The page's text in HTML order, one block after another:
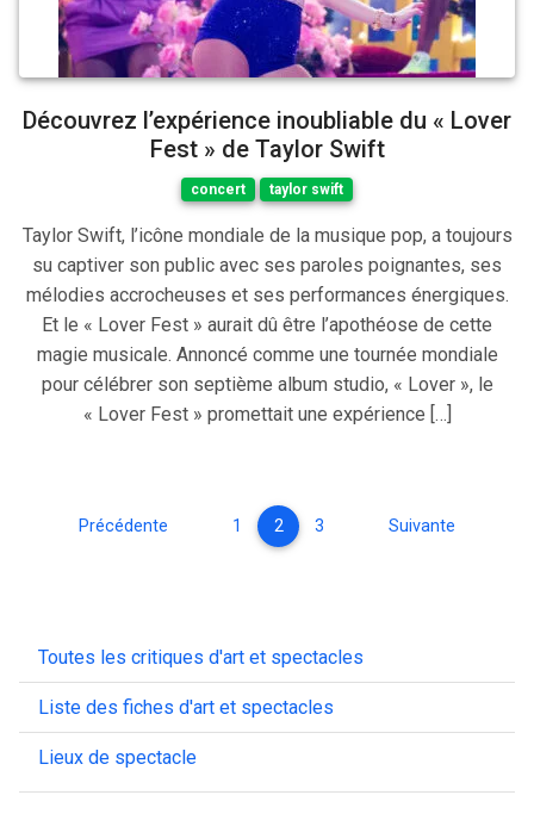
Découvrez l’expérience inoubliable du « Lover
Fest » de Taylor Swift
concert taylor swift
Taylor Swift, l’icône mondiale de la musique pop, a toujours
su captiver son public avec ses paroles poignantes, ses
mélodies accrocheuses et ses performances énergiques.
Et le « Lover Fest » aurait dû être l’apothéose de cette
magie musicale. Annoncé comme une tournée mondiale
pour célébrer son septième album studio, « Lover », le
« Lover Fest » promettait une expérience […]
Précédente 1 2 3 Suivante
Toutes les critiques d'art et spectacles
Liste des fiches d'art et spectacles
Lieux de spectacle